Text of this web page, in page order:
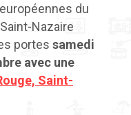
du
Nazaire
portes samedi
avec une
Saint-